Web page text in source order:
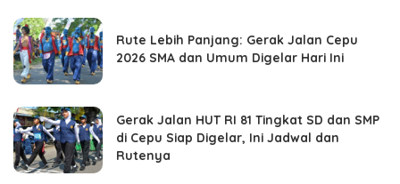
Rute Lebih Panjang: Gerak Jalan Cepu
2026 SMA dan Umum Digelar Hari Ini
Gerak Jalan HUT RI 81 Tingkat SD dan SMP
di Cepu Siap Digelar, Ini Jadwal dan
Rutenya